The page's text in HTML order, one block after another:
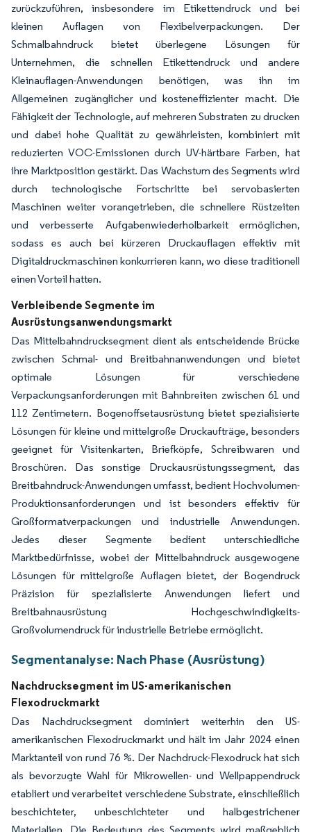
zurückzuführen, insbesondere im Etikettendruck und bei
kleinen Auflagen von Flexibelverpackungen. Der
Schmalbahndruck bietet überlegene Lösungen für
Unternehmen, die schnellen Etikettendruck und andere
Kleinauflagen-Anwendungen benötigen, was ihn im
Allgemeinen zugänglicher und kosteneffizienter macht. Die
Fähigkeit der Technologie, auf mehreren Substraten zu drucken
und dabei hohe Qualität zu gewährleisten, kombiniert mit
reduzierten VOC-Emissionen durch UV-härtbare Farben, hat
ihre Marktposition gestärkt. Das Wachstum des Segments wird
durch technologische Fortschritte bei servobasierten
Maschinen weiter vorangetrieben, die schnellere Rüstzeiten
und verbesserte Aufgabenwiederholbarkeit ermöglichen,
sodass es auch bei kürzeren Druckauflagen effektiv mit
Digitaldruckmaschinen konkurrieren kann, wo diese traditionell
einen Vorteil hatten.
Verbleibende Segmente im
Ausrüstungsanwendungsmarkt
Das Mittelbahndrucksegment dient als entscheidende Brücke
zwischen Schmal- und Breitbahnanwendungen und bietet
optimale Lösungen für verschiedene
Verpackungsanforderungen mit Bahnbreiten zwischen 61 und
112 Zentimetern. Bogenoffsetausrüstung bietet spezialisierte
Lösungen für kleine und mittelgroße Druckaufträge, besonders
geeignet für Visitenkarten, Briefköpfe, Schreibwaren und
Broschüren. Das sonstige Druckausrüstungssegment, das
Breitbahndruck-Anwendungen umfasst, bedient Hochvolumen-
Produktionsanforderungen und ist besonders effektiv für
Großformatverpackungen und industrielle Anwendungen.
Jedes dieser Segmente bedient unterschiedliche
Marktbedürfnisse, wobei der Mittelbahndruck ausgewogene
Lösungen für mittelgroße Auflagen bietet, der Bogendruck
Präzision für spezialisierte Anwendungen liefert und
Breitbahnausrüstung Hochgeschwindigkeits-
Großvolumendruck für industrielle Betriebe ermöglicht.
Segmentanalyse: Nach Phase (Ausrüstung)
Nachdrucksegment im US-amerikanischen
Flexodruckmarkt
Das Nachdrucksegment dominiert weiterhin den US-
amerikanischen Flexodruckmarkt und hält im Jahr 2024 einen
Marktanteil von rund 76 %. Der Nachdruck-Flexodruck hat sich
als bevorzugte Wahl für Mikrowellen- und Wellpappendruck
etabliert und verarbeitet verschiedene Substrate, einschließlich
beschichteter, unbeschichteter und halbgestrichener